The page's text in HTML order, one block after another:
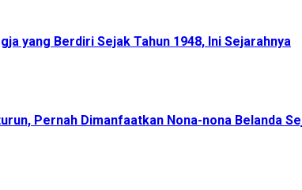
yang Berdiri Sejak Tahun 1948, Ini Sejarahnya
Pernah Dimanfaatkan Nona-nona Belanda